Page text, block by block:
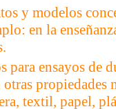
y modelos
en la
para ensayos de
propiedades
textil, papel,